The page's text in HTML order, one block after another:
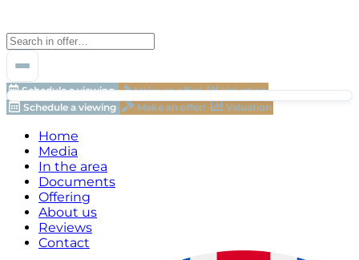
Schedule a viewing Make an offer!
Valuation
Schedule a viewing
Make an offer! Valuation
Home
Media
In the area
Documents
Offering
About us
Reviews
Contact